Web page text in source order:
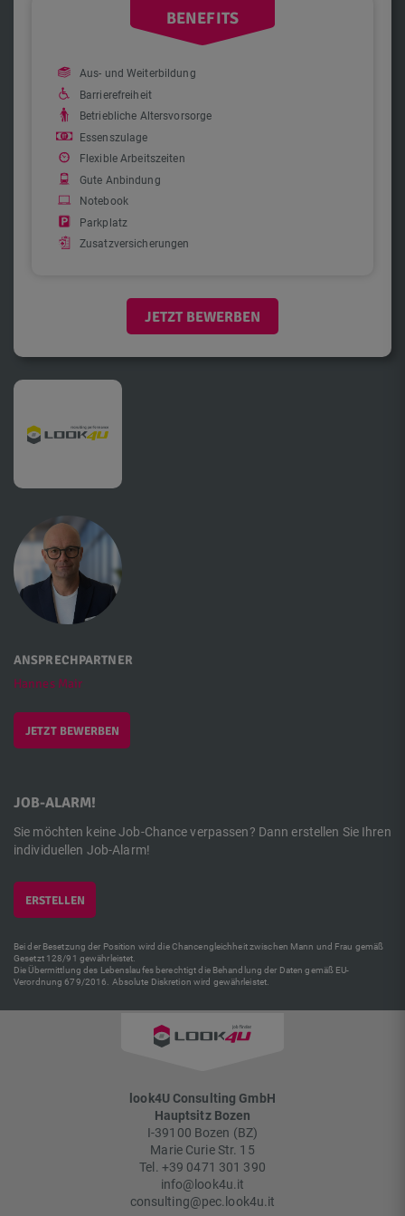
BENEFITS
Aus- und Weiterbildung
Barrierefreiheit
Betriebliche Altersvorsorge
Essenszulage
Flexible Arbeitszeiten
Gute Anbindung
Notebook
Parkplatz
Zusatzversicherungen
JETZT BEWERBEN
ANSPRECHPARTNER
Hannes Mair
JETZT BEWERBEN
JOB-ALARM!
Sie möchten keine Job-Chance verpassen? Dann erstellen Sie Ihren
individuellen Job-Alarm!
ERSTELLEN
Bei der Besetzung der Position wird die Chancengleichheit zwischen Mann und Frau gemäß
Gesetzt 128/91 gewährleistet.
Die Übermittlung des Lebenslaufes berechtigt die Behandlung der Daten gemäß EU-
Verordnung 679/2016. Absolute Diskretion wird gewährleistet.
look4U Consulting GmbH
Hauptsitz Bozen
I-39100 Bozen (BZ)
Marie Curie Str. 15
Tel. +39 0471 301 390
info@look4u.it
consulting@pec.look4u.it